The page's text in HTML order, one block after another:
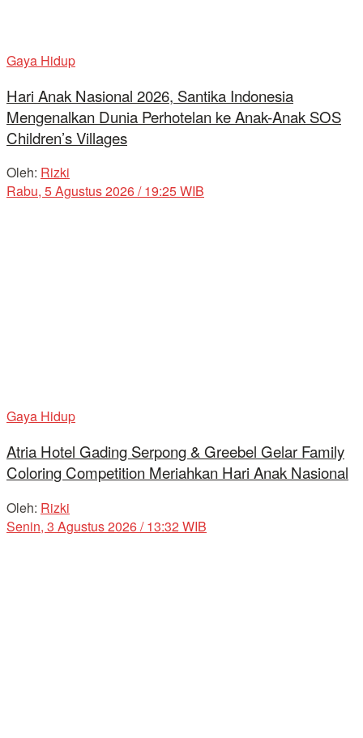
Gaya Hidup
Hari Anak Nasional 2026, Santika Indonesia
Mengenalkan Dunia Perhotelan ke Anak-Anak SOS
Children’s Villages
Oleh: Rizki
Rabu, 5 Agustus 2026 / 19:25 WIB
Gaya Hidup
Atria Hotel Gading Serpong & Greebel Gelar Family
Coloring Competition Meriahkan Hari Anak Nasional
Oleh: Rizki
Senin, 3 Agustus 2026 / 13:32 WIB